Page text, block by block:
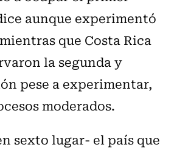
aunque experimentó
que Costa Rica
la segunda y
pese a experimentar,
moderados.
sexto lugar- el país que